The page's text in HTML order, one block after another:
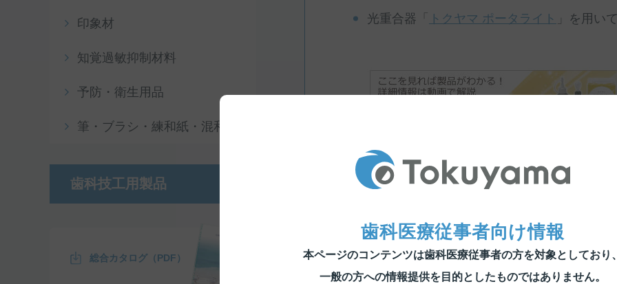
印象材
知覚過敏抑制材料
予防・衛生用品
筆・ブラシ・練和紙・混和皿
歯科技工用製品
総合カタログ（PDF）
光重合器「
トクヤマ ポータライト 」を用い
特設コンテンツはこちら
歯科医療従事者向け情報
本ページのコンテンツは歯科医療従事者の方を対象としており
一般の方への情報提供を目的としたものではありません。